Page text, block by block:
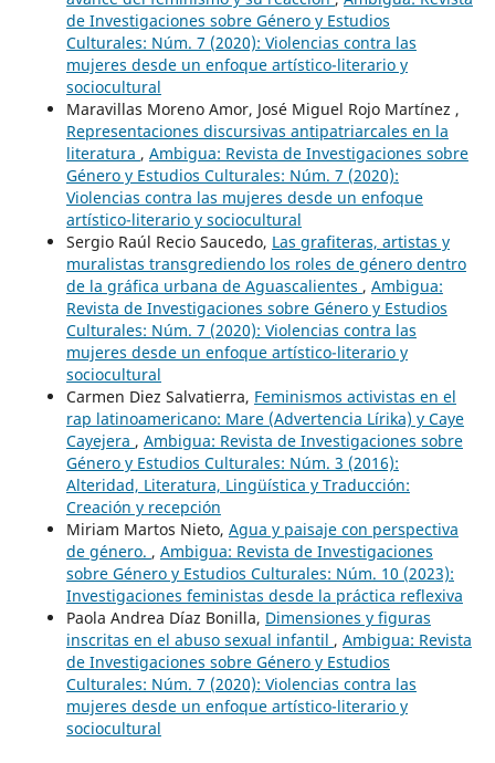
de Investigaciones sobre Género y Estudios
Culturales: Núm. 7 (2020): Violencias contra las
mujeres desde un enfoque artístico-literario y
sociocultural
Maravillas Moreno Amor, José Miguel Rojo Martínez ,
Representaciones discursivas antipatriarcales en la
literatura , Ambigua: Revista de Investigaciones sobre
Género y Estudios Culturales: Núm. 7 (2020):
Violencias contra las mujeres desde un enfoque
artístico-literario y sociocultural
Sergio Raúl Recio Saucedo, Las grafiteras, artistas y
muralistas transgrediendo los roles de género dentro
de la gráfica urbana de Aguascalientes , Ambigua:
Revista de Investigaciones sobre Género y Estudios
Culturales: Núm. 7 (2020): Violencias contra las
mujeres desde un enfoque artístico-literario y
sociocultural
Carmen Diez Salvatierra, Feminismos activistas en el
rap latinoamericano: Mare (Advertencia Lírika) y Caye
Cayejera , Ambigua: Revista de Investigaciones sobre
Género y Estudios Culturales: Núm. 3 (2016):
Alteridad, Literatura, Lingüística y Traducción:
Creación y recepción
Miriam Martos Nieto, Agua y paisaje con perspectiva
de género. , Ambigua: Revista de Investigaciones
sobre Género y Estudios Culturales: Núm. 10 (2023):
Investigaciones feministas desde la práctica reflexiva
Paola Andrea Díaz Bonilla, Dimensiones y figuras
inscritas en el abuso sexual infantil , Ambigua: Revista
de Investigaciones sobre Género y Estudios
Culturales: Núm. 7 (2020): Violencias contra las
mujeres desde un enfoque artístico-literario y
sociocultural